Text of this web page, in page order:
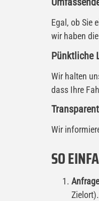
Egal, ob Sie
wir haben
Pünktliche
Wir halten
dass Ihre
Wir
SO
Zielort).